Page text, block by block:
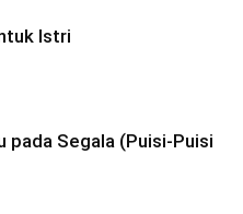
Istri
pada Segala (Puisi-Puisi